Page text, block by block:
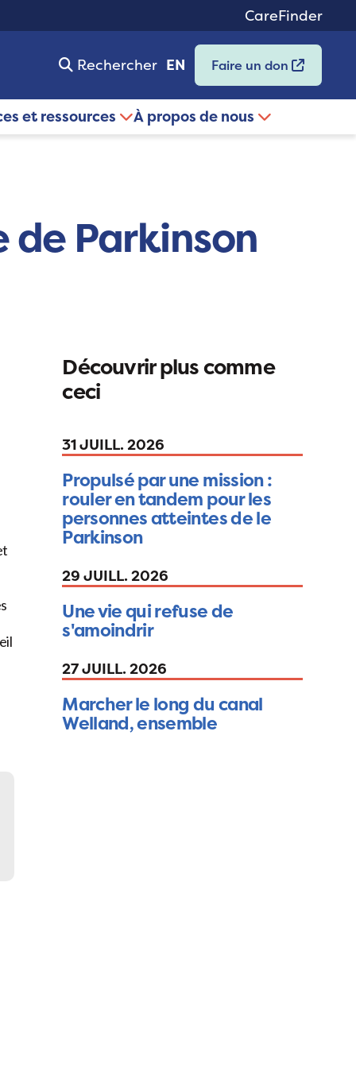
CareFinder
Rechercher EN Faire un don
et ressources À propos de nous
Parkinson
Découvrir plus comme
ceci
31 JUILL. 2026
Propulsé par une mission :
rouler en tandem pour les
personnes atteintes de le
Parkinson
29 JUILL. 2026
Une vie qui refuse de
s'amoindrir
27 JUILL. 2026
Marcher le long du canal
Welland, ensemble